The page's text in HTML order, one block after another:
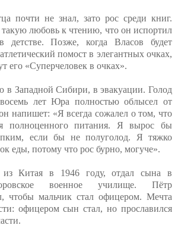
почти не знал, зато рос среди книг.
любовь к чтению, что он испортил
детстве. Позже, когда Власов будет
помост в элегантных очках,
его «Суперчеловек в очках».
в Западной Сибири, в эвакуации. Голод
лет Юра полностью облысел от
напишет: «Я всегда сожалел о том, что
полноценного питания. Я вырос бы
если бы не полуголод. Я тяжко
еды, потому что рос бурно, могуче».
из Китая в 1946 году, отдал сына в
военное училище. Пётр
чтобы мальчик стал офицером. Мечта
офицером сын стал, но прославился